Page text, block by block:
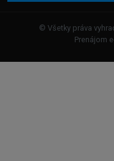
© Všetky práva
Prenájom